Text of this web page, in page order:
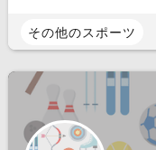
その他のスポーツ